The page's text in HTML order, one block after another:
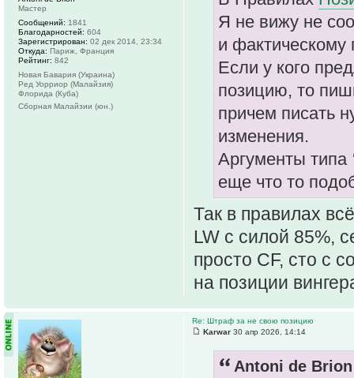
Я не вижу не
и
Если у кого
позицию, то
причем писать
изменения.
Аргументы типа
еще что то
Так в правилах
LW с силой 85%,
просто CF, сто с
на позиции
Мастер
Сообщений: 1841
Благодарностей: 604
Зарегистрирован: 02 дек 2014, 23:34
Откуда: Париж, Франция
Рейтинг: 842
Новая Бавария (Украина)
Ред Уорриор (Малайзия)
Флорида (Куба)
Сборная Малайзии (юн.)
Re: Штраф за не свою позицию
Karwar 30 апр 2026, 14:14
Antoni de